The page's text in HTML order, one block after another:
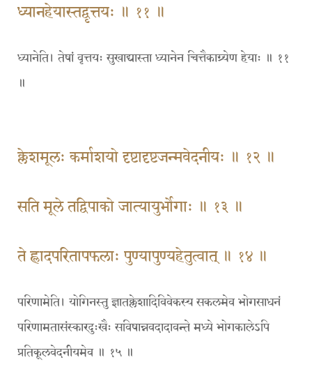
ध्यानहेयास्तद्वृत्तयः ॥ ११ ॥
ध्यानेति। तेषां वृत्तयः सुखाद्यास्ता ध्यानेन चित्तैकाग्र्येण हेयाः ॥ ११
॥
क्लेशमूलः कर्माशयो दृष्टादृष्टजन्मवेदनीयः ॥ १२ ॥
सति मूले तद्विपाको जात्यायुर्भोगाः ॥ १३ ॥
ते ह्लादपरितापफलाः पुण्यापुण्यहेतुत्वात् ॥ १४ ॥
परिणामेति। योगिनस्तु ज्ञातक्लेशादिविवेकस्य सकलमेव भोगसाधनं
परिणामतासंस्कारदुःखैः सविषान्नवदादावन्ते मध्ये भोगकालेऽपि
प्रतिकूलवेदनीयमेव ॥ १५ ॥